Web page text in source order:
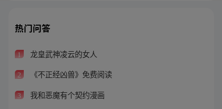
热门问答
1 龙皇武神凌云的女人
2 《不正经凶兽》免费阅读
3 我和恶魔有个契约漫画